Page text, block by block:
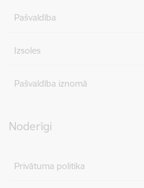
Pašvaldība
Izsoles
Pašvaldība iznomā
Noderīgi
Privātuma politika